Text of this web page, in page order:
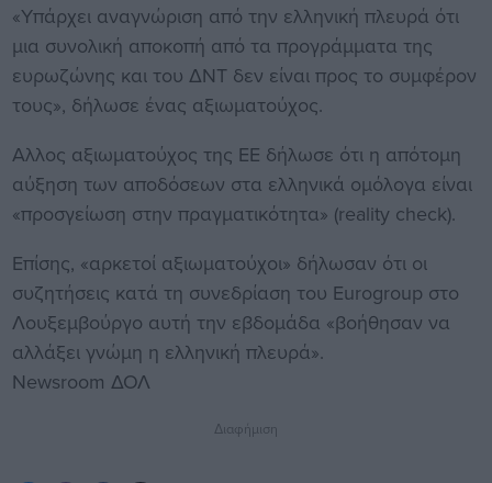
«Υπάρχει αναγνώριση από την ελληνική πλευρά ότι
μια συνολική αποκοπή από τα προγράμματα της
ευρωζώνης και του ΔΝΤ δεν είναι προς το συμφέρον
τους», δήλωσε ένας αξιωματούχος.
Αλλος αξιωματούχος της ΕΕ δήλωσε ότι η απότομη
αύξηση των αποδόσεων στα ελληνικά ομόλογα είναι
«προσγείωση στην πραγματικότητα» (reality check).
Επίσης, «αρκετοί αξιωματούχοι» δήλωσαν ότι οι
συζητήσεις κατά τη συνεδρίαση του Eurogroup στο
Λουξεμβούργο αυτή την εβδομάδα «βοήθησαν να
αλλάξει γνώμη η ελληνική πλευρά».
Newsroom ΔΟΛ
Διαφήμιση